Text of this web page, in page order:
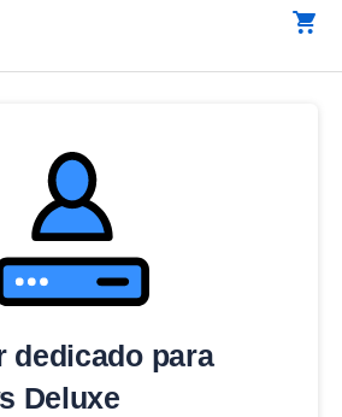
Digitales | Agencia de Marketing
dedicado para
Deluxe